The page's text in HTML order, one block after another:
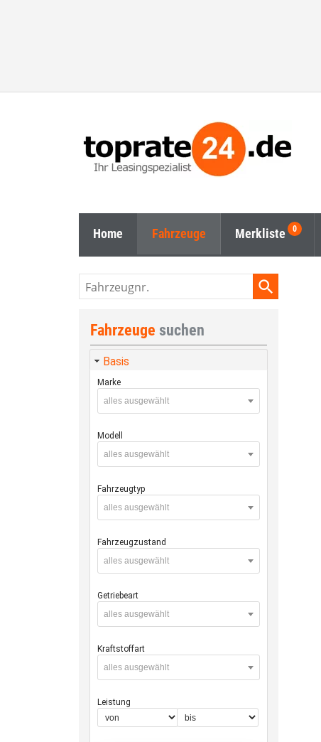
Home Fahrzeuge Merkliste
Fahrzeugnr.
Fahrzeuge suchen
Basis
Marke
alles ausgewählt
Modell
alles ausgewählt
Fahrzeugtyp
alles ausgewählt
Fahrzeugzustand
alles ausgewählt
Getriebeart
alles ausgewählt
Kraftstoffart
alles ausgewählt
Leistung